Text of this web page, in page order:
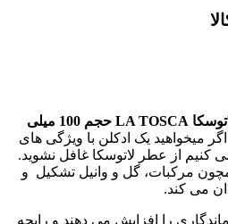
ادوپرفیوم زنانه بایلندو مدل لاتوسکا LA TOSCA حجم 100 میلی
میخواهید یک ادکلن با ویژگی های
کنیم از عطر لاتوسکا غافل نشوید.
مرکبات، گل و وانیل تشکیل و
می کند.
را افزایش می دهند و رایحه